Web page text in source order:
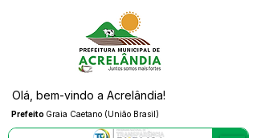
Prefeito Graia Caetano (União Brasil)
Olá, bem-vindo a Acrelândia!